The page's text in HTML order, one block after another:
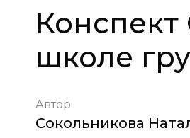
школе
Автор
Сокольникова